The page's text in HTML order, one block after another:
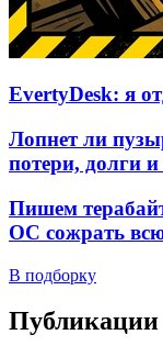
EvertyDesk: я
Лопнет ли
потери, долги
Пишем
ОС сожрать
В подборку
Публикации